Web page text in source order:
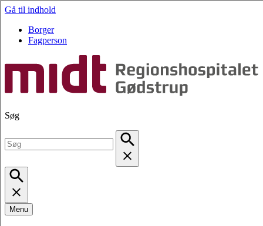
Gå til indhold
Borger
Fagperson
Søg
Menu